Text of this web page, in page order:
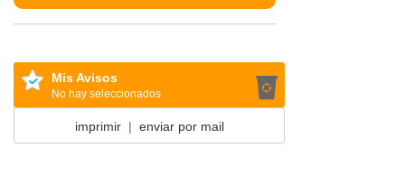
Mis Avisos
No hay seleccionados
imprimir| enviar por mail